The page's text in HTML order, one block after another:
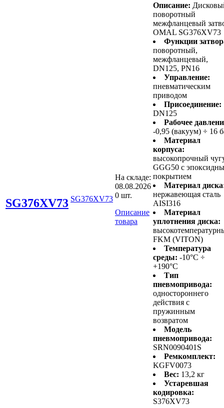
SG376XV73 SG376XV73
На складе:
08.08.2026
0 шт.
Описание
товара
Описание:
поворотный
межфланцевый
OMAL SG376XV73
Функции
поворотный,
межфланцевый,
DN125, PN16
Управление:
пневматическим
приводом
Присоединение:
DN125
Рабочее
-0,95 (вакуум) ÷ 16
Материал
корпуса:
высокопрочный
GGG50 с
покрытием
Материал
нержавеющая сталь
AISI316
Материал
уплотнения диска:
FKM (VITON)
Температура
среды: -10°C ÷
+190°C
Тип
пневмопривода:
одностороннего
действия с
пружинным
возвратом
Модель
пневмопривода:
SRN0090401S
Ремкомплект:
KGFV0073
Вес: 13,2 кг
Устаревшая
кодировка:
S376XV73